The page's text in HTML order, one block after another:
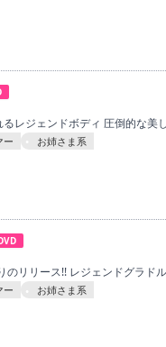
レジェンドボディ 圧倒的な美
ー お姉さま系
のリリース!! レジェンドグラド
ー お姉さま系